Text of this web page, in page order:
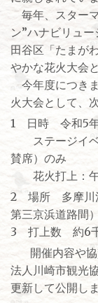
毎年、スター
ン”ハナビリュ
田谷区「たまが
やかな花火大会
今年度につきま
火大会として、
1 日時 令和5年
ステージイベ
賛席）のみ
花火打上：午
2 場所 多摩川
第三京浜道路間）
3 打上数 約6
開催内容や協
法人川崎市観光
更新して公開し